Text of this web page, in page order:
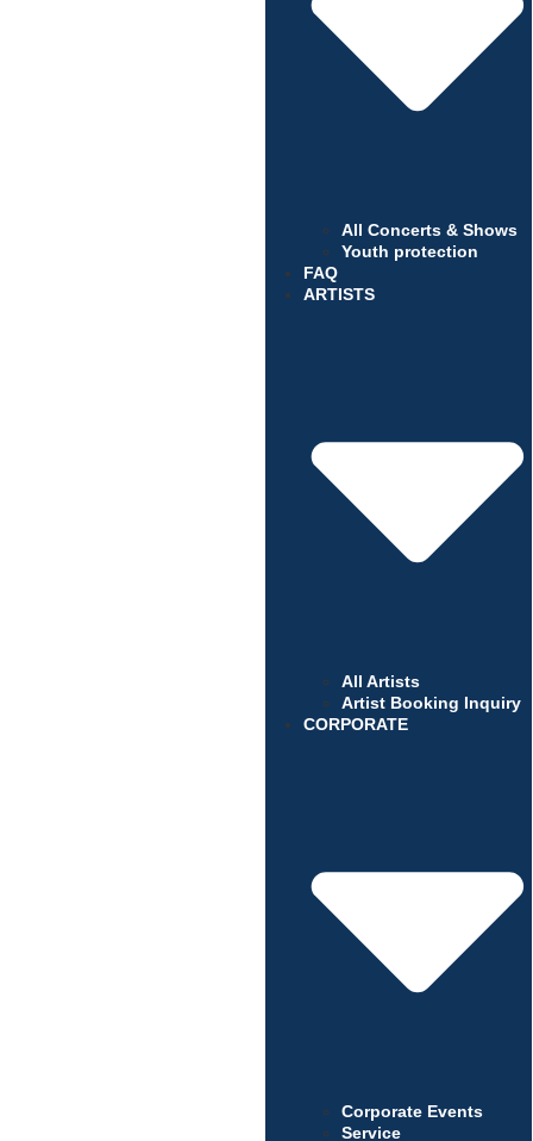
All Concerts & Shows
Youth protection
FAQ
ARTISTS
All Artists
Artist Booking Inquiry
CORPORATE
Corporate Events
Service